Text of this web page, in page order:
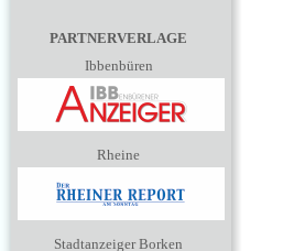
PARTNERVERLAGE
Ibbenbüren
Rheine
Stadtanzeiger Borken